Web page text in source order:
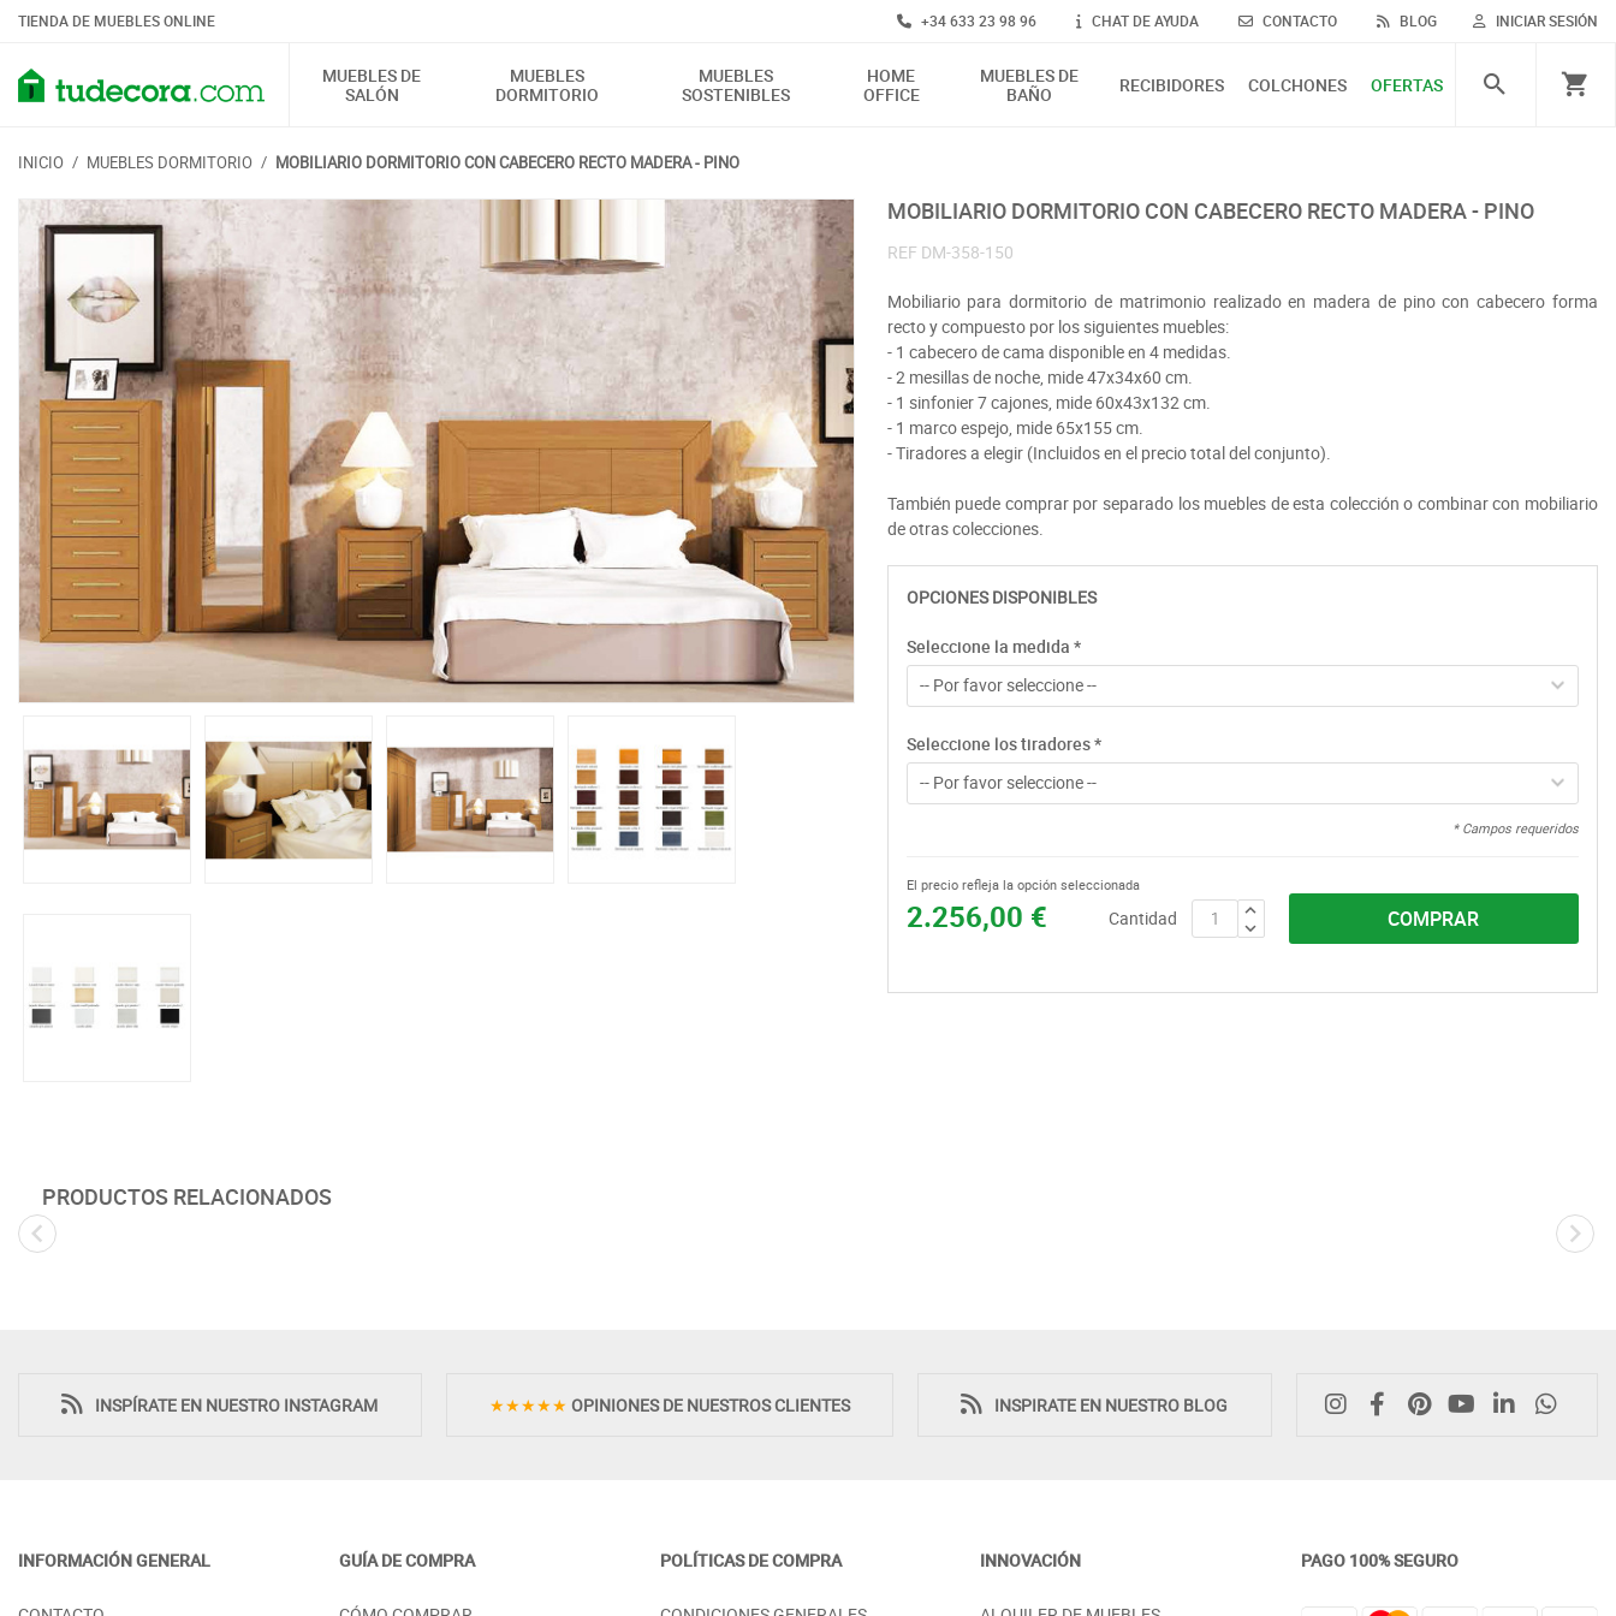
TIENDA DE MUEBLES ONLINE INICIAR SESIÓN
+34 633 23 98 96 CHAT DE AYUDA CONTACTO BLOG
MUEBLES DE
SALÓN
MUEBLES
DORMITORIO
MUEBLES
SOSTENIBLES
HOME
OFFICE
MUEBLES DE
BAÑO
RECIBIDORES COLCHONES OFERTAS
INICIO / MUEBLES DORMITORIO / MOBILIARIO DORMITORIO CON CABECERO RECTO MADERA - PINO
MOBILIARIO DORMITORIO CON CABECERO RECTO MADERA - PINO
REF DM-358-150
Mobiliario para dormitorio de matrimonio realizado en madera de pino con cabecero forma
recto y compuesto por los siguientes muebles:
- 1 cabecero de cama disponible en 4 medidas.
- 2 mesillas de noche, mide 47x34x60 cm.
- 1 sinfonier 7 cajones, mide 60x43x132 cm.
- 1 marco espejo, mide 65x155 cm.
- Tiradores a elegir (Incluidos en el precio total del conjunto).
También puede comprar por separado los muebles de esta colección o combinar con mobiliario
de otras colecciones.
OPCIONES DISPONIBLES
Seleccione la medida *
-- Por favor seleccione --
Seleccione los tiradores*
-- Por favor seleccione --
* Campos requeridos
2.256,00 €
El precio refleja la opción seleccionada
Cantidad COMPRAR
PRODUCTOS RELACIONADOS
INSPÍRATE EN NUESTRO INSTAGRAM ★★★★★ OPINIONES DE NUESTROS CLIENTES INSPIRATE EN NUESTRO BLOG
INFORMACIÓN GENERAL GUÍA DE COMPRA POLÍTICAS DE COMPRA INNOVACIÓN PAGO 100% SEGURO